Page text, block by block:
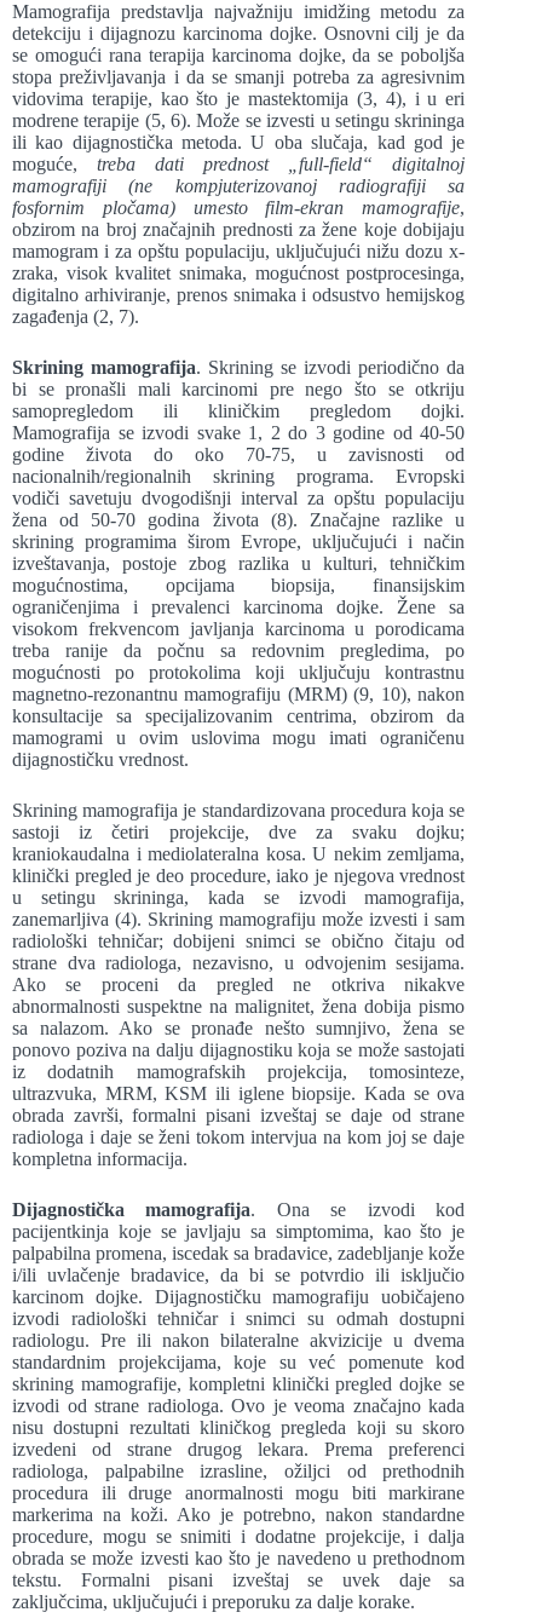
Mamografija predstavlja najvažniju imidžing metodu za
detekciju i dijagnozu karcinoma dojke. Osnovni cilj je da
se omogući rana terapija karcinoma dojke, da se poboljša
stopa preživljavanja i da se smanji potreba za agresivnim
vidovima terapije, kao što je mastektomija (3, 4), i u eri
modrene terapije (5, 6). Može se izvesti u setingu skrininga
ili kao dijagnostička metoda. U oba slučaja, kad god je
moguće,treba dati prednost „full-field“ digitalnoj
mamografiji (ne kompjuterizovanoj radiografiji sa
fosfornim pločama) umesto film-ekran mamografije,
obzirom na broj značajnih prednosti za žene koje dobijaju
mamogram i za opštu populaciju, uključujući nižu dozu x-
zraka, visok kvalitet snimaka, mogućnost postprocesinga,
digitalno arhiviranje, prenos snimaka i odsustvo hemijskog
zagađenja (2, 7).
Skrining mamografija. Skrining se izvodi periodično da
bi se pronašli mali karcinomi pre nego što se otkriju
samopregledom ili kliničkim pregledom dojki.
Mamografija se izvodi svake 1, 2 do 3 godine od 40-50
godine života do oko 70-75, u zavisnosti od
nacionalnih/regionalnih skrining programa. Evropski
vodiči savetuju dvogodišnji interval za opštu populaciju
žena od 50-70 godina života (8). Značajne razlike u
skrining programima širom Evrope, uključujući i način
izveštavanja, postoje zbog razlika u kulturi, tehničkim
mogućnostima, opcijama biopsija, finansijskim
ograničenjima i prevalenci karcinoma dojke. Žene sa
visokom frekvencom javljanja karcinoma u porodicama
treba ranije da počnu sa redovnim pregledima, po
mogućnosti po protokolima koji uključuju kontrastnu
magnetno-rezonantnu mamografiju (MRM) (9, 10), nakon
konsultacije sa specijalizovanim centrima, obzirom da
mamogrami u ovim uslovima mogu imati ograničenu
dijagnostičku vrednost.
Skrining mamografija je standardizovana procedura koja se
sastoji iz četiri projekcije, dve za svaku dojku;
kraniokaudalna i mediolateralna kosa. U nekim zemljama,
klinički pregled je deo procedure, iako je njegova vrednost
u setingu skrininga, kada se izvodi mamografija,
zanemarljiva (4). Skrining mamografiju može izvesti i sam
radiološki tehničar; dobijeni snimci se obično čitaju od
strane dva radiologa, nezavisno, u odvojenim sesijama.
Ako se proceni da pregled ne otkriva nikakve
abnormalnosti suspektne na malignitet, žena dobija pismo
sa nalazom. Ako se pronađe nešto sumnjivo, žena se
ponovo poziva na dalju dijagnostiku koja se može sastojati
iz dodatnih mamografskih projekcija, tomosinteze,
ultrazvuka, MRM, KSM ili iglene biopsije. Kada se ova
obrada završi, formalni pisani izveštaj se daje od strane
radiologa i daje se ženi tokom intervjua na kom joj se daje
kompletna informacija.
Dijagnostička mamografija. Ona se izvodi kod
pacijentkinja koje se javljaju sa simptomima, kao što je
palpabilna promena, iscedak sa bradavice, zadebljanje kože
i/ili uvlačenje bradavice, da bi se potvrdio ili isključio
karcinom dojke. Dijagnostičku mamografiju uobičajeno
izvodi radiološki tehničar i snimci su odmah dostupni
radiologu. Pre ili nakon bilateralne akvizicije u dvema
standardnim projekcijama, koje su već pomenute kod
skrining mamografije, kompletni klinički pregled dojke se
izvodi od strane radiologa. Ovo je veoma značajno kada
nisu dostupni rezultati kliničkog pregleda koji su skoro
izvedeni od strane drugog lekara. Prema preferenci
radiologa, palpabilne izrasline, ožiljci od prethodnih
procedura ili druge anormalnosti mogu biti markirane
markerima na koži. Ako je potrebno, nakon standardne
procedure, mogu se snimiti i dodatne projekcije, i dalja
obrada se može izvesti kao što je navedeno u prethodnom
tekstu. Formalni pisani izveštaj se uvek daje sa
zaključcima, uključujući i preporuku za dalje korake.